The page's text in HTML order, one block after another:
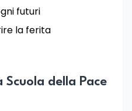
futuri
la ferita
della Pace